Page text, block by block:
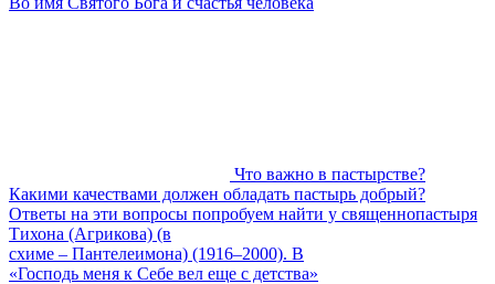
Что важно в пастырстве?
Какими качествами должен обладать пастырь добрый?
Ответы на эти вопросы попробуем найти у священнопастыря
Тихона (Агрикова) (в
схиме – Пантелеимона) (1916–2000). В
«Господь меня к Себе вел еще с детства»